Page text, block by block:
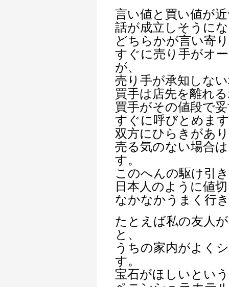
言い値と買い値が
話が成立しそうに
どちらかが言い寄
すぐに売り手がオ
が、
売り手が承知しな
買手は店先を離れ
買手がその値段で
すぐに呼びとめま
双方にひらきがあ
売る気のない場合
す。
このへんの駆け引
日本人のように値
なかなかうまく行
たとえば私の友人
と、
うちの家内がよく
す。
宝石がほしいとい